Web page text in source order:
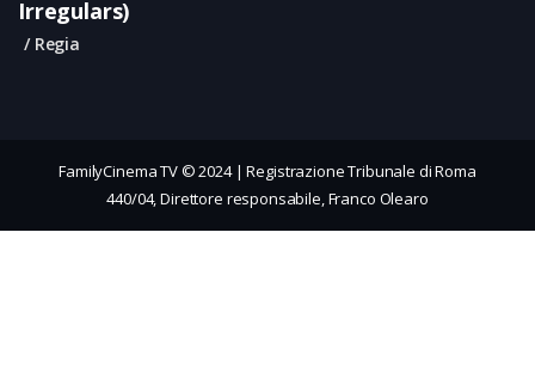
Irregulars)
Regia
FamilyCinema TV © 2024 | Registrazione Tribunale di Roma
440/04, Direttore responsabile, Franco Olearo